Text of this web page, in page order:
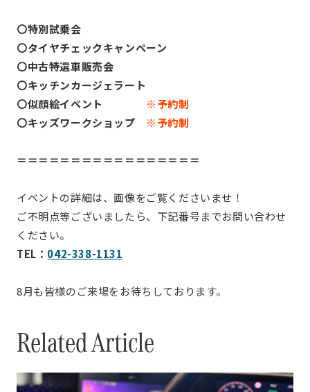
〇特別試乗会
〇タイヤチェックキャンペーン
〇中古特選車販売会
〇キッチンカージェラート
〇似顔絵イベント ※予約制
〇キッズワークショップ ※予約制
＝＝＝＝＝＝＝＝＝＝＝＝＝＝＝＝＝
イベントの詳細は、画像をご覧くださいませ！
ご不明点等ございましたら、下記番号までお問い合わせ
ください。
TEL： 042-338-1131
8月も皆様のご来場をお待ちしております。
Related Article